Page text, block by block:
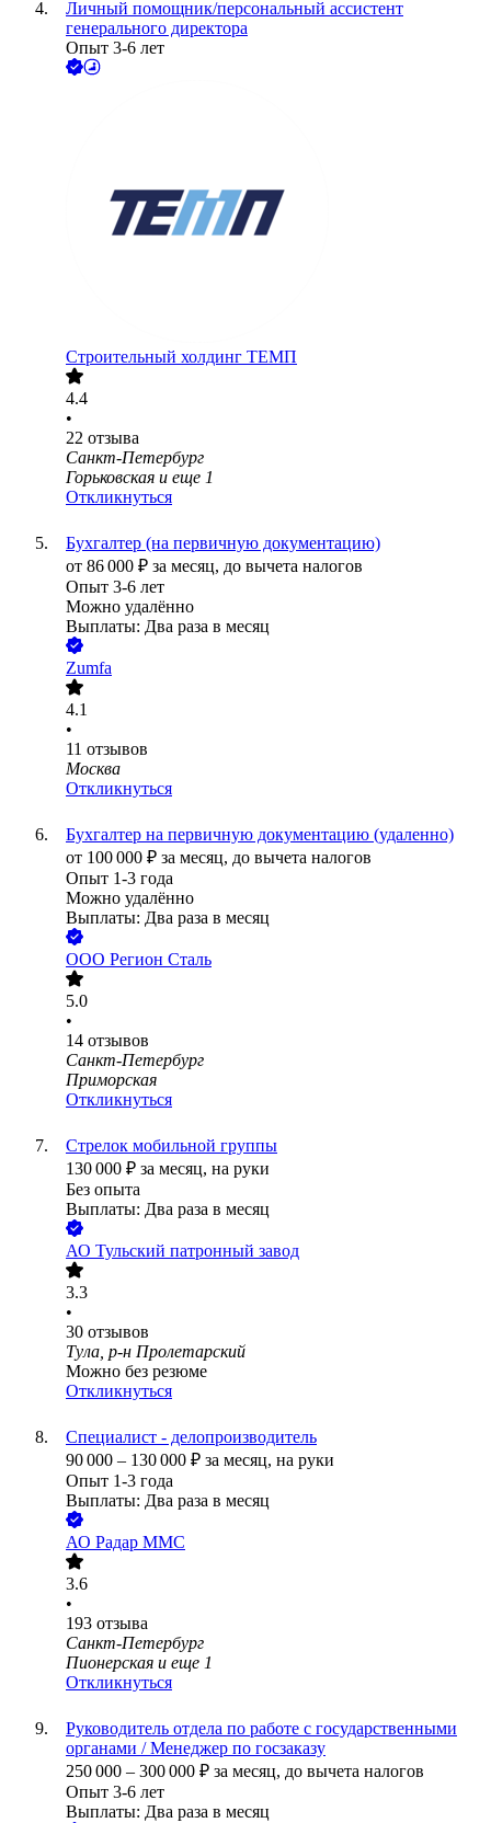
Личный помощник/персональный ассистент
генерального директора
Опыт 3-6 лет
Строительный холдинг ТЕМП
4.4
•
22 отзыва
Санкт-Петербург
Горьковская и еще 1
Откликнуться
Бухгалтер (на первичную документацию)
от 86 000 ₽ за месяц, до вычета налогов
Опыт 3-6 лет
Можно удалённо
Выплаты: Два раза в месяц
Zumfa
4.1
•
11 отзывов
Москва
Откликнуться
Бухгалтер на первичную документацию (удаленно)
от 100 000 ₽ за месяц, до вычета налогов
Опыт 1-3 года
Можно удалённо
Выплаты: Два раза в месяц
ООО Регион Сталь
5.0
•
14 отзывов
Санкт-Петербург
Приморская
Откликнуться
Стрелок мобильной группы
130 000 ₽ за месяц, на руки
Без опыта
Выплаты: Два раза в месяц
АО Тульский патронный завод
3.3
•
30 отзывов
Тула, р-н Пролетарский
Можно без резюме
Откликнуться
Специалист - делопроизводитель
90 000 – 130 000 ₽ за месяц, на руки
Опыт 1-3 года
Выплаты: Два раза в месяц
АО Радар ММС
3.6
•
193 отзыва
Санкт-Петербург
Пионерская и еще 1
Откликнуться
Руководитель отдела по работе с государственными
органами / Менеджер по госзаказу
250 000 – 300 000 ₽ за месяц, до вычета налогов
Опыт 3-6 лет
Выплаты: Два раза в месяц